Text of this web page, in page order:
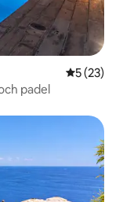
5 av 5 i
5 (23)
padel